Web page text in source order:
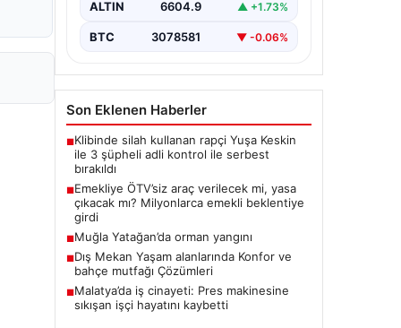
ALTIN 6604.9 ▲ +1.73%
BTC 3078581 ▼ -0.06%
Son Eklenen Haberler
■Klibinde silah kullanan rapçi Yuşa Keskin
ile 3 şüpheli adli kontrol ile serbest
bırakıldı
■Emekliye ÖTV’siz araç verilecek mi, yasa
çıkacak mı? Milyonlarca emekli beklentiye
girdi
■Muğla Yatağan’da orman yangını
■Dış Mekan Yaşam alanlarında Konfor ve
bahçe mutfağı Çözümleri
■Malatya’da iş cinayeti: Pres makinesine
sıkışan işçi hayatını kaybetti